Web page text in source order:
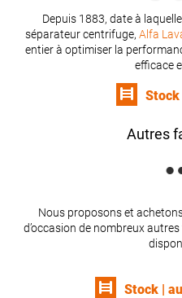
Depuis 1883, date à
séparateur centrifuge, Alfa
entier à optimiser la
efficace
Stock
Autres
Nous proposons et
d’occasion de nombreux
Stock |